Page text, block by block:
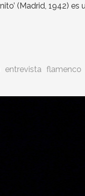
(Madrid, 1942) es
entrevista flamenco